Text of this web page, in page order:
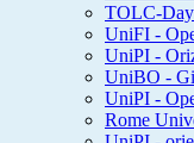
TOLC-
UniFI -
UniPI -
UniBO -
UniPI -
Rome